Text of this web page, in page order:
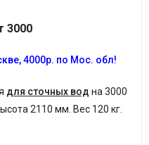
3000
4000р. по Мос. обл!
для сточных вод на 3000
2110 мм. Вес 120 кг.